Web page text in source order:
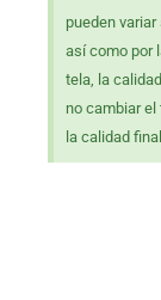
pueden
así como por
tela, la
no cambiar
la calidad